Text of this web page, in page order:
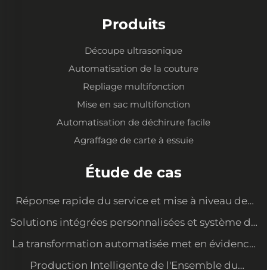
Produits
Découpe ultrasonique
Automatisation de la couture
Repliage multifonction
Mise en sac multifonction
Automatisation de déchirure facile
Agraffage de carte à essuie
Étude de cas
Réponse rapide du service et mise à niveau des
équipements pour satisfaire les nouvelles
demandes
Solutions intégrées personnalisées et système de
gestion des données
La transformation automatisée met en évidence
notre avantage en matière de coûts et sécurise
Production Intelligente de l'Ensemble du